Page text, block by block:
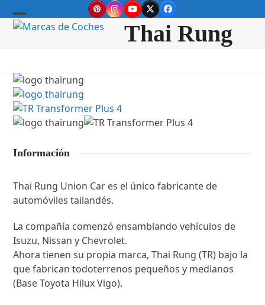
to
PinterestInstagram
YouTube
TwitterFacebook
Open
Close
Thai Rung
Información
Thai Rung Union Car es el único fabricante de
automóviles tailandés.
La compañía comenzó ensamblando vehículos de
Isuzu, Nissan y Chevrolet.
Ahora tienen su propia marca, Thai Rung (TR) bajo la
que fabrican todoterrenos pequeños y medianos
(Base Toyota Hilux Vigo).